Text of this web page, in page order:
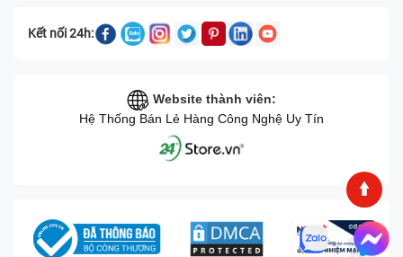
Để không bao giờ xảy ra tình trạng hoán đổi linh kiện,
Kết nối 24h:
Website thành viên:
Hệ Thống Bán Lẻ Hàng Công Nghệ Uy Tín